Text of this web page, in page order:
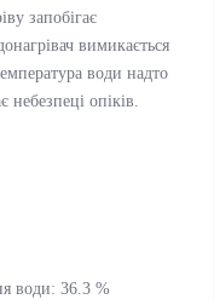
запобігає
вимикається
води надто
опіків.
води: 36.3 %